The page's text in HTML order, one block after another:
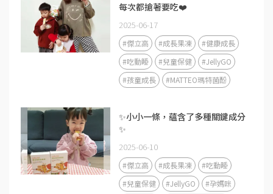
每次都搶著要吃❤️
2025-06-17
#傑立高 #成長果凍
#健康成長
#吃動睡
#兒童保健
#JellyGO
#孩童成長
#MATTEO瑪特菌酚
✨小小一條，蘊含了多種關鍵成分
✨
2025-06-10
#傑立高 #成長果凍
#吃動睡
#兒童保健
#JellyGO
#孕媽咪